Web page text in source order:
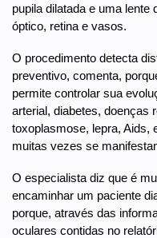
pupila dilatada e uma
óptico, retina e vasos.
O procedimento detecta
preventivo, comenta,
permite controlar sua
arterial, diabetes, doenças
toxoplasmose, lepra, Aids,
muitas vezes se
O especialista diz que é
encaminhar um paciente
porque, através das
oculares contidas no